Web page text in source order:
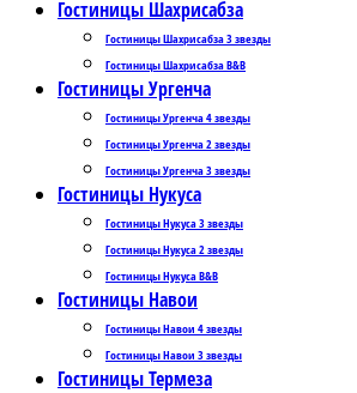
Гостиницы Шахрисабза
Гостиницы Шахрисабза 3 звезды
Гостиницы Шахрисабза B&B
Гостиницы Ургенча
Гостиницы Ургенча 4 звезды
Гостиницы Ургенча 2 звезды
Гостиницы Ургенча 3 звезды
Гостиницы Нукуса
Гостиницы Нукуса 3 звезды
Гостиницы Нукуса 2 звезды
Гостиницы Нукуса B&B
Гостиницы Навои
Гостиницы Навои 4 звезды
Гостиницы Навои 3 звезды
Гостиницы Термеза